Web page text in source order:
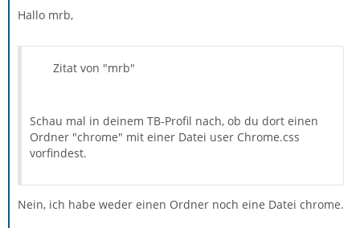
Hallo mrb,
Zitat von "mrb"
Schau mal in deinem TB-Profil nach, ob du dort einen
Ordner "chrome" mit einer Datei user Chrome.css
vorfindest.
Nein, ich habe weder einen Ordner noch eine Datei chrome.